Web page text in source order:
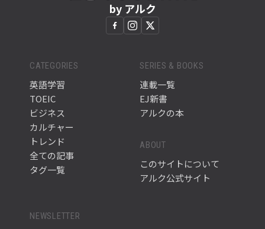
by アルク
CATEGORIES
英語学習
TOEIC
ビジネス
カルチャー
トレンド
全ての記事
タグ一覧
SERIES & BOOKS
連載一覧
EJ新書
アルクの本
ABOUT
このサイトについて
アルク公式サイト
NEWSLETTER